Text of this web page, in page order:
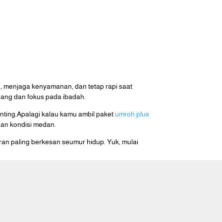
kenyamanan, dan tetap rapi saat
dan fokus pada ibadah.
kalau kamu ambil paket umroh plus
kondisi medan.
paling berkesan seumur hidup. Yuk, mulai